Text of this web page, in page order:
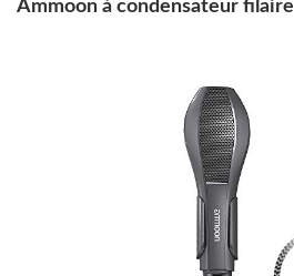
Ammoon à condensateur filaire